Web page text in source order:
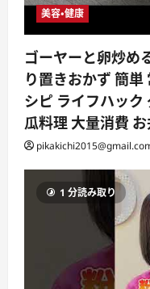
美容・健康
ゴーヤーと卵炒め
り置きおかず 簡単
シピ ライフハック
瓜料理 大量消費
1 分読み取り